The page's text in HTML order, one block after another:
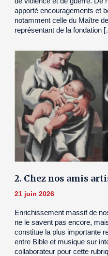
apporté encouragements et
notamment celle du Maître
représentant de la fondation
2. Chez nos amis
21 juin 2026
Enrichissement massif de
ne le savent pas encore,
constitue la plus importante
entre Bible et musique sur
collaborateur pour cette